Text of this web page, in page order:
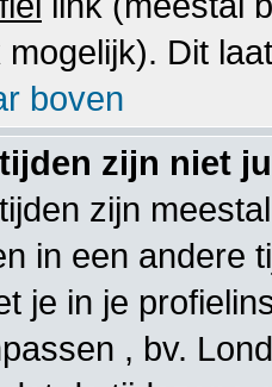
mogelijk). Dit
boven
zijn niet
zijn
in een andere
je in je
, bv.